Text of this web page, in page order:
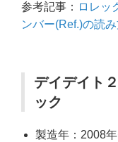
参考記事： ロレッ
ンバー(Ref.)の読
デイデイト
ック
製造年：2008